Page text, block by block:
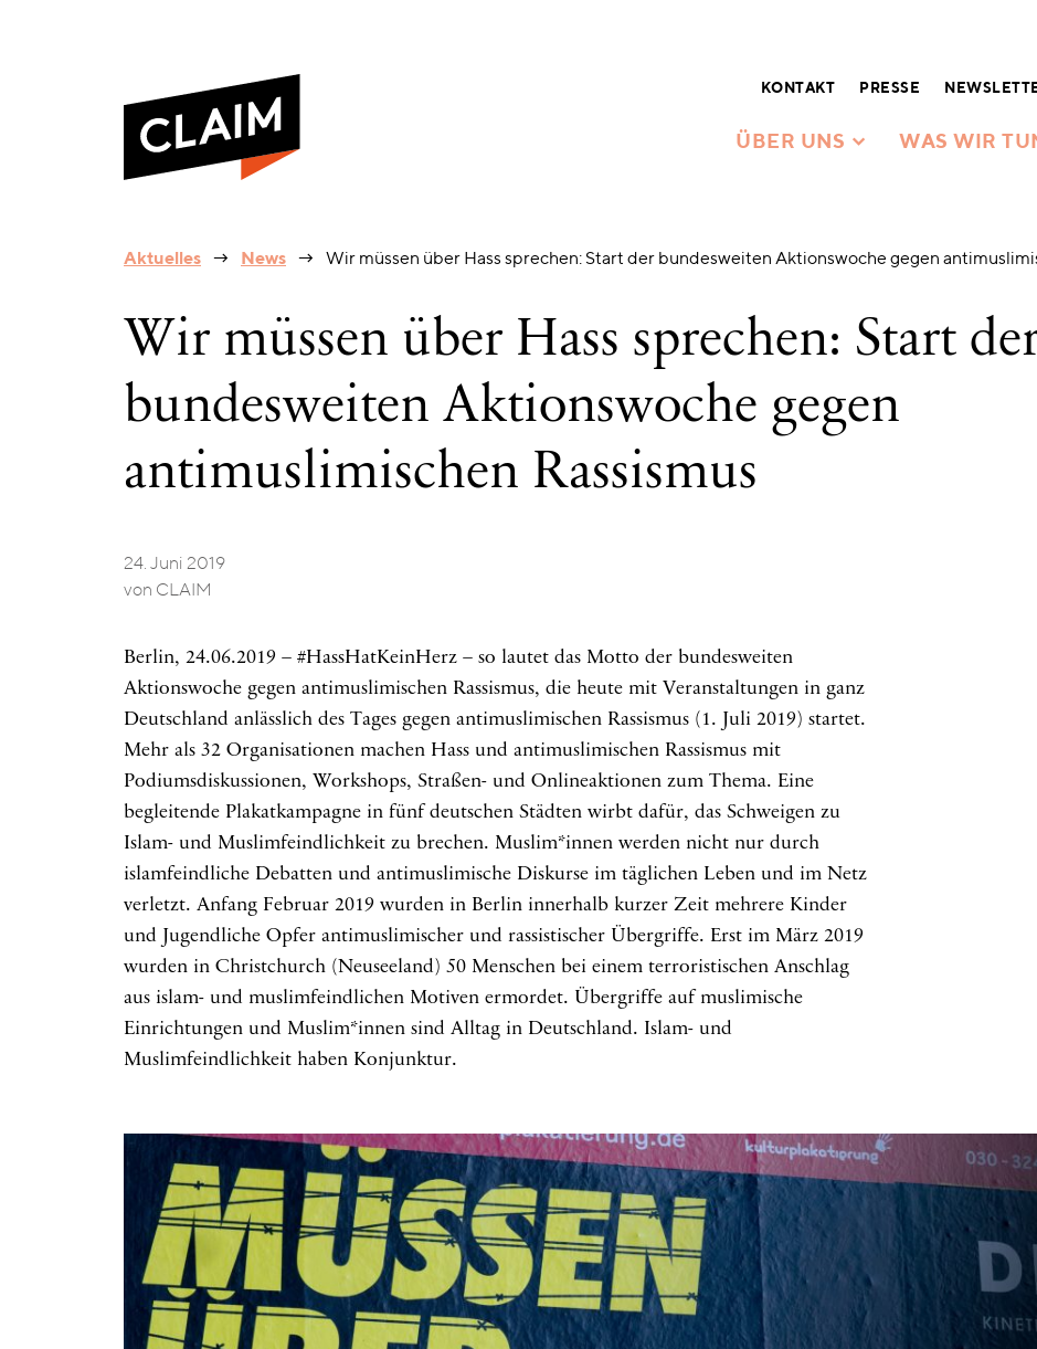
KONTAKT PRESSE
ÜBER UNS WAS WIR
antimuslimischen
Aktuelles News Wir müssen über Hass sprechen: Start der bundesweiten Aktionswoche gegen
Wir müssen über Hass sprechen: Start
bundesweiten Aktionswoche gegen
antimuslimischen Rassismus
24. Juni 2019
von CLAIM
Berlin, 24.06.2019 – #HassHatKeinHerz – so lautet das Motto der bundesweiten
Aktionswoche gegen antimuslimischen Rassismus, die heute mit Veranstaltungen in ganz
Deutschland anlässlich des Tages gegen antimuslimischen Rassismus (1. Juli 2019) startet.
Mehr als 32 Organisationen machen Hass und antimuslimischen Rassismus mit
Podiumsdiskussionen, Workshops, Straßen- und Onlineaktionen zum Thema. Eine
begleitende Plakatkampagne in fünf deutschen Städten wirbt dafür, das Schweigen zu
Islam- und Muslimfeindlichkeit zu brechen. Muslim*innen werden nicht nur durch
islamfeindliche Debatten und antimuslimische Diskurse im täglichen Leben und im Netz
verletzt. Anfang Februar 2019 wurden in Berlin innerhalb kurzer Zeit mehrere Kinder
und Jugendliche Opfer antimuslimischer und rassistischer Übergriffe. Erst im März 2019
wurden in Christchurch (Neuseeland) 50 Menschen bei einem terroristischen Anschlag
aus islam- und muslimfeindlichen Motiven ermordet. Übergriffe auf muslimische
Einrichtungen und Muslim*innen sind Alltag in Deutschland. Islam- und
Muslimfeindlichkeit haben Konjunktur.